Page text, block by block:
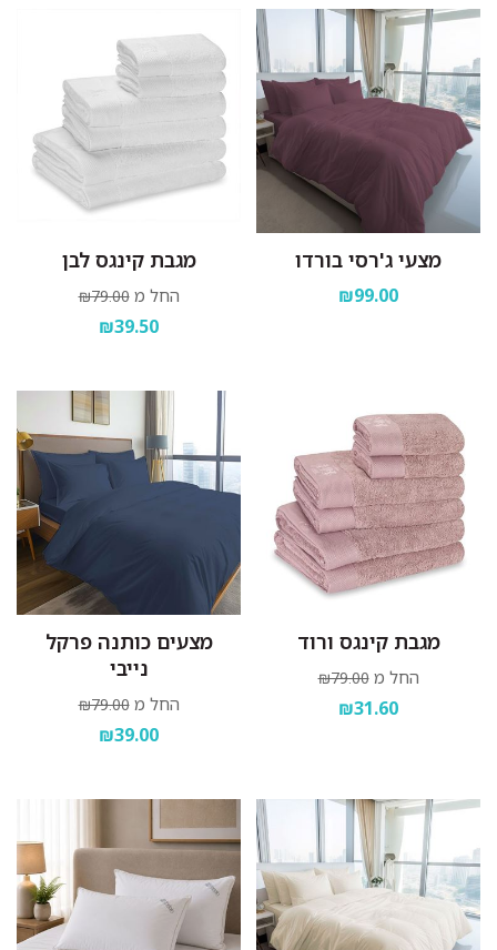
מצעי ג'רסי בורדו
₪99.00
מגבת קינגס לבן
החל מ ₪79.00
₪39.50
מגבת קינגס ורוד
החל מ ₪79.00
₪31.60
מצעים כותנה פרקל
נייבי
החל מ ₪79.00
₪39.00